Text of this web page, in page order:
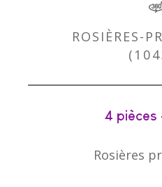
ROSIÈRES-
4 pièces
Rosières